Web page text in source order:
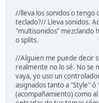
//lleva los sonidos o tengo
teclado?// Lleva sonidos.
"multisonidos" mezclando
o splits.
//Alguien me puede decir
realmente no lo sé. No se
vaya, yo uso un
asignados tanto a "Style" ó
(acompañamiento) como